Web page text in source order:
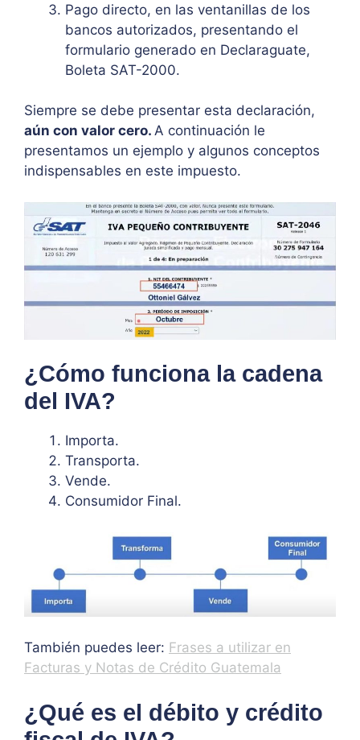
Pago directo, en las ventanillas de los
bancos autorizados, presentando el
formulario generado en Declaraguate,
Boleta SAT-2000.
Siempre se debe presentar esta declaración,
aún con valor cero. A continuación le
presentamos un ejemplo y algunos conceptos
indispensables en este impuesto.
¿Cómo funciona la cadena
del IVA?
Importa.
Transporta.
Vende.
Consumidor Final.
También puedes leer: Frases a utilizar en
Facturas y Notas de Crédito Guatemala
¿Qué es el débito y crédito